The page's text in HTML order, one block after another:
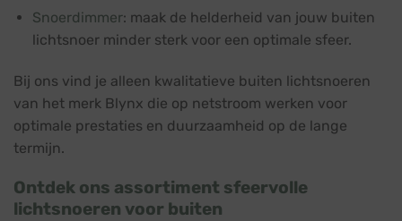
Snoerdimmer: maak de helderheid van jouw buiten
lichtsnoer minder sterk voor een optimale sfeer.
Bij ons vind je alleen kwalitatieve buiten lichtsnoeren
van het merk Blynx die op netstroom werken voor
optimale prestaties en duurzaamheid op de lange
termijn.
Ontdek ons assortiment sfeervolle
lichtsnoeren voor buiten